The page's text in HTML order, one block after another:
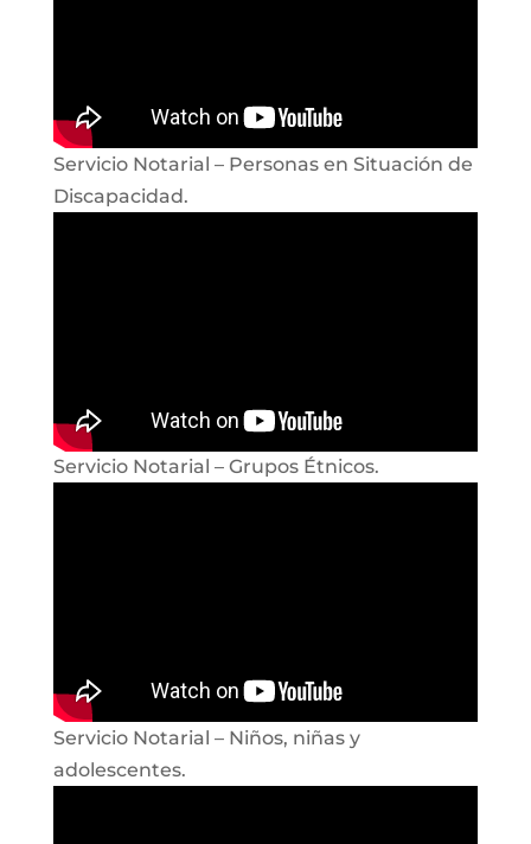
Servicio Notarial – Personas en Situación de
Discapacidad.
Servicio Notarial – Grupos Étnicos.
Servicio Notarial – Niños, niñas y
adolescentes.